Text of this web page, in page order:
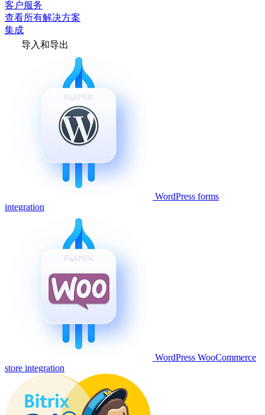
客户服务
查看所有解决方案
集成
导入和导出
WordPress forms
integration
WordPress WooCommerce
store integration